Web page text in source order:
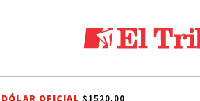
DÓLAR OFICIAL $1520.00